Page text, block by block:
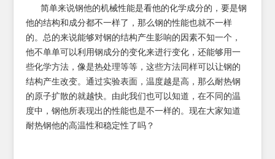
简单来说钢他的机械性能是看他的化学成分的，要是钢
他的结构和成分都不一样了，那么钢的性能也就不一样
的。总的来说能够对钢的结构产生影响的因素不知一个，
他不单单可以利用钢成分的变化来进行变化，还能够用一
些化学方法，像是热处理等等，这些方法同样可以让钢的
结构产生改变。通过实验表面，温度越是高，那么耐热钢
的原子扩散的就越快。由此我们也可以知道，在不同的温
度中，钢他所表现出的性能也是不一样的。现在大家知道
耐热钢他的高温性和稳定性了吗？